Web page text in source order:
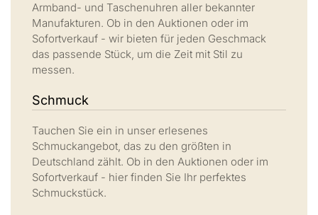
Armband- und Taschenuhren aller bekannter
Manufakturen. Ob in den Auktionen oder im
Sofortverkauf - wir bieten für jeden Geschmack
das passende Stück, um die Zeit mit Stil zu
messen.
Schmuck
Tauchen Sie ein in unser erlesenes
Schmuckangebot, das zu den größten in
Deutschland zählt. Ob in den Auktionen oder im
Sofortverkauf - hier finden Sie Ihr perfektes
Schmuckstück.